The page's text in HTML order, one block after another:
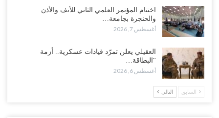
السعودية تحاول احتواء بن بريك بعد تهديده بالمواجهة.. هل بدأت معركة
إسكات الصوت الحضرمي..!
أغسطس 8, 2026
المحافظ الجنيدي يحذر من خطورة المخططات السعودية على ابناء
الجنوب..!
أغسطس 8, 2026
“تقرير“| تفوق استخباري يغيّر قواعد الاشتباك.. كيف أحبطت صنعاء
اختتام المؤتمر العلمي الثاني للأنف والأذن
والحنجرة بجامعة…
أغسطس 7, 2026
العقيلي يعلن تمرّد قيادات عسكرية.. أزمة
“البطاقة…
أغسطس 6, 2026
السابق التالي